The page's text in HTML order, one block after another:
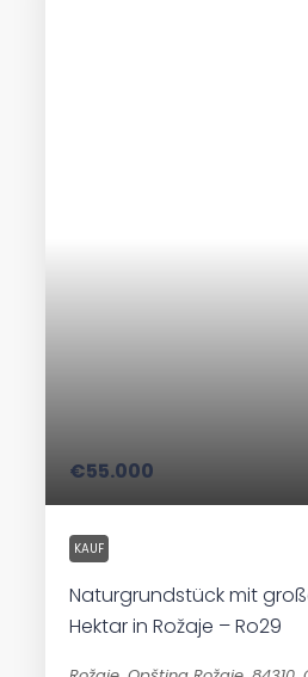
€55.000
KAUF
Naturgrundstück mit
Hektar in Rožaje – Ro29